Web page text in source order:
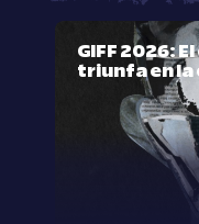
GIFF 2026:
triunfa en la